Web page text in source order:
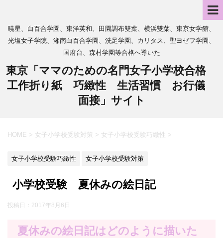
暁星、白百合学園、東洋英和、田園調布雙葉、横浜雙葉、東京女学館、
光塩女子学院、湘南白百合学園、洗足学園、カリタス、聖ヨゼフ学園、
国府台、森村学園等合格へ導いた
東京「ママのための名門女子小学校合格
工作折り紙 巧緻性 生活習慣 お行儀
面接」サイト
HOME > 女子小学校受験対策 > 女子小学校受験巧緻性 >
女子小学校受験巧緻性 女子小学校受験対策
小学校受験 夏休みの絵日記
投稿日： 2017年8月6日
夏休みの絵日記はどのように描いた